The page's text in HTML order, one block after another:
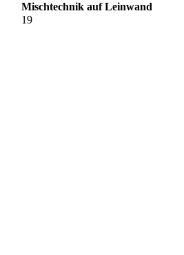
Mischtechnik auf Leinwand
19